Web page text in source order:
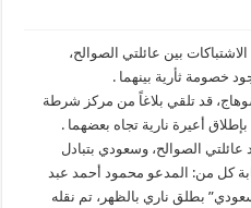
بين عائلتي الصوالح،
خصومة ثأرية بينهما .
قد تلقي بلاغاً من مركز شرطة
أعيرة نارية تجاه بعضهما .
عائلتي الصوالح، وسعودي بتبادل
كل من: المدعو محمود أحمد عبد
“سعودي” بطلق ناري بالظهر، تم نقله